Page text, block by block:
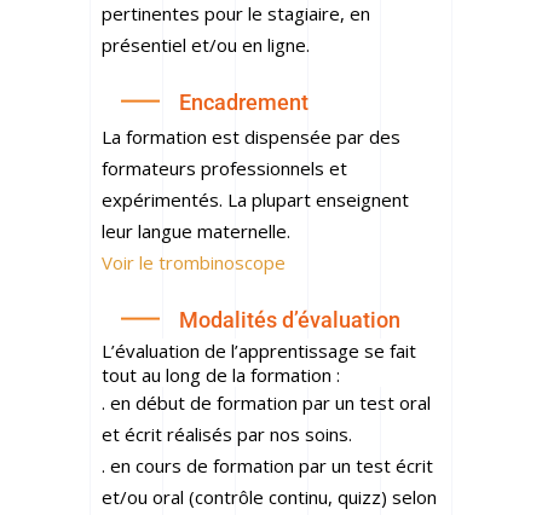
pertinentes pour le stagiaire, en
présentiel et/ou en ligne.
Encadrement
La formation est dispensée par des
formateurs professionnels et
expérimentés. La plupart enseignent
leur langue maternelle.
Voir le trombinoscope
Modalités d’évaluation
L’évaluation de l’apprentissage se fait
tout au long de la formation :
. en début de formation par un test oral
et écrit réalisés par nos soins.
. en cours de formation par un test écrit
et/ou oral (contrôle continu, quizz) selon